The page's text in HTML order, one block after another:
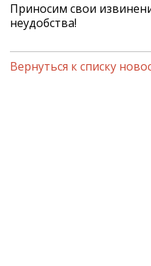
Приносим свои
неудобства!
Вернуться к списку